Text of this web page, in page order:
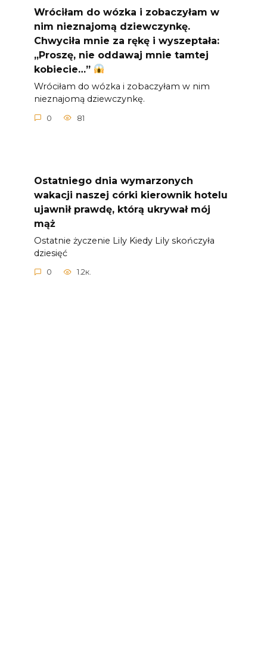
Wróciłam do wózka i zobaczyłam w
nim nieznajomą dziewczynkę.
Chwyciła mnie za rękę i wyszeptała:
„Proszę, nie oddawaj mnie tamtej
kobiecie…”
Wróciłam do wózka i zobaczyłam w nim
nieznajomą dziewczynkę.
0 81
Ostatniego dnia wymarzonych
wakacji naszej córki kierownik hotelu
ujawnił prawdę, którą ukrywał mój
mąż
Ostatnie życzenie Lily Kiedy Lily skończyła
dziesięć
0 1.2к.